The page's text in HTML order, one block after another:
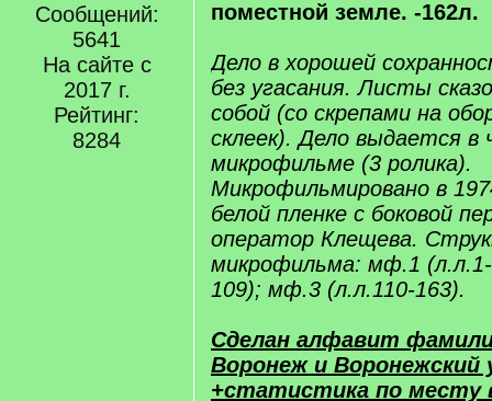
Сообщений:
5641
На сайте с
2017 г.
Рейтинг:
8284
поместной земле. -162л.
Дело в хорошей
без угасания. Листы
собой (со скрепами на
склеек). Дело выдается в
микрофильме (3 ролика).
Микрофильмировано в
белой пленке с боковой
оператор Клещева.
микрофильма: мф.1
109); мф.3 (л.л.110-163).
Сделан алфавит
Воронеж и Воронежский
+статистика по месту